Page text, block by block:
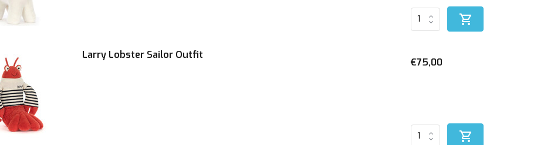
Larry Lobster Sailor Outfit
€75,00